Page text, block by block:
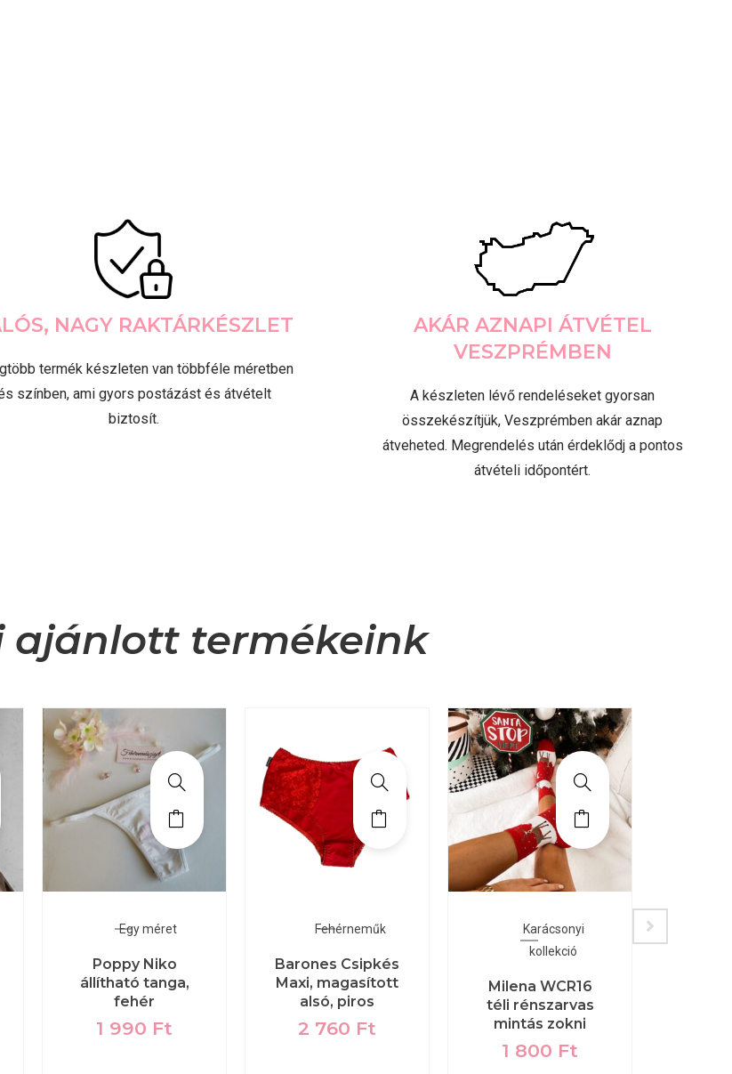
NAGY RAKTÁRKÉSZLET
termék készleten van többféle méretben
színben, ami gyors postázást és átvételt
biztosít.
AKÁR AZNAPI ÁTVÉTEL
VESZPRÉMBEN
A készleten lévő rendeléseket gyorsan
összekészítjük, Veszprémben akár aznap
átveheted. Megrendelés után érdeklődj a pontos
átvételi időpontért.
ajánlott termékeink
Egy méret
Poppy Niko
állítható tanga,
fehér
1 990 Ft
Fehérneműk
Barones Csipkés
Maxi, magasított
alsó, piros
2 760 Ft
Karácsonyi
kollekció
Milena WCR16
téli rénszarvas
mintás zokni
1 800 Ft